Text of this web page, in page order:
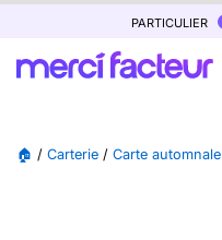
particulier
🏠 / Carterie / Carte automnale